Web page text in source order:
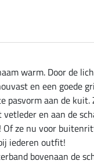
warm. Door de
en een goede
aan de
en aan de
ze nu voor
iederen outfit!
bovenaan de